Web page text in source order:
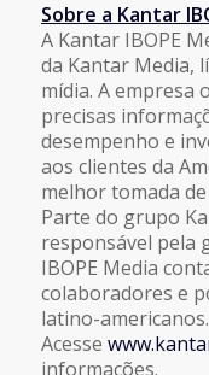
Sobre a Kantar
A Kantar IBOPE
da Kantar Media,
mídia. A empresa
precisas
desempenho e
aos clientes da
melhor tomada de
Parte do grupo
responsável pela
IBOPE Media
colaboradores e
latino-americanos.
Acesse
informações.